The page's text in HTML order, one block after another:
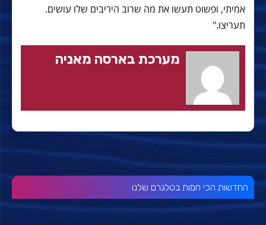
אמיתי, ופשוט תעשו את מה שרוב היריבים שלו עושים.
תעריצו."
מערכת בארסה מאניה
החדשות הכי חמות בטלגרם שלנו